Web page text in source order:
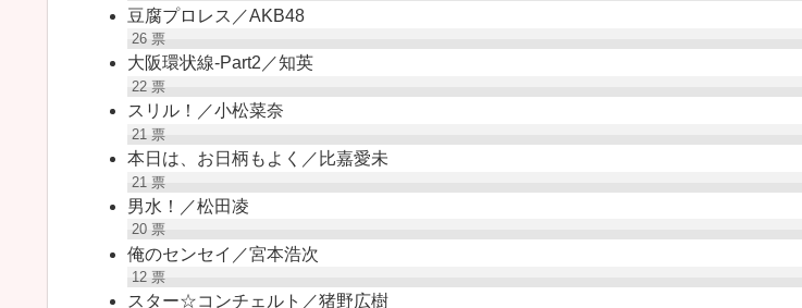
豆腐プロレス／AKB48
26票
大阪環状線-Part2／知英
22票
スリル！／小松菜奈
21票
本日は、お日柄もよく／比嘉愛未
21票
男水！／松田凌
20票
俺のセンセイ／宮本浩次
12票
スター☆コンチェルト／猪野広樹